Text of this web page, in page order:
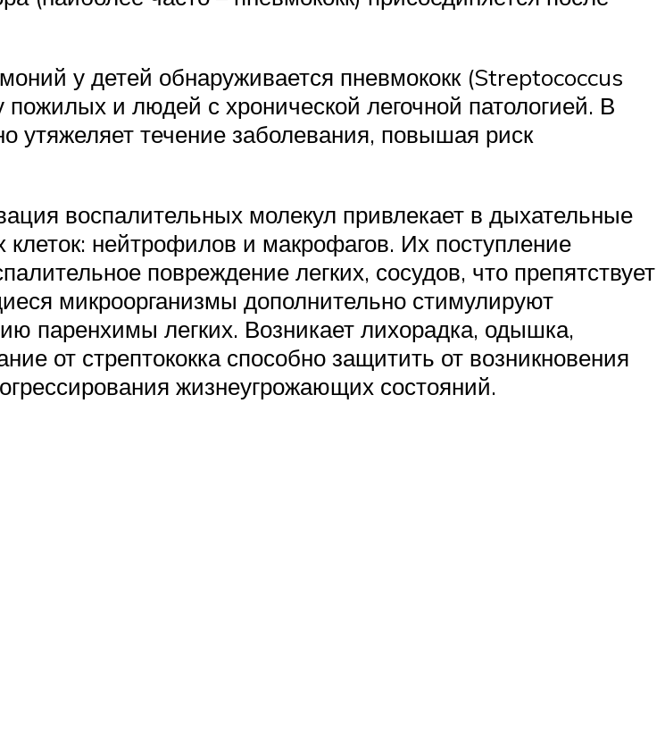
у детей обнаруживается пневмококк (Streptococcus
и людей с хронической легочной патологией. В
утяжеляет течение заболевания, повышая риск
воспалительных молекул привлекает в дыхательные
нейтрофилов и макрофагов. Их поступление
повреждение легких, сосудов, что препятствует
микроорганизмы дополнительно стимулируют
паренхимы легких. Возникает лихорадка, одышка,
от стрептококка способно защитить от возникновения
жизнеугрожающих состояний.